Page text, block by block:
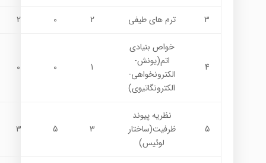
3 ترم هاي طيفي 2
0
2
4
خواص بنيادي
اتم(يونش-
الكترونخواهي-
الكترونگاتيوي)
1
0
0
5
نظريه پيوند
ظرفيت(ساختار
لوئيس)
3
5
3